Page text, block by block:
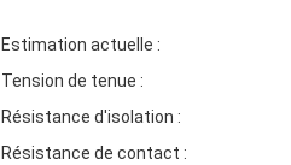
Estimation actuelle :
Tension de tenue :
Résistance d'isolation :
Résistance de contact :